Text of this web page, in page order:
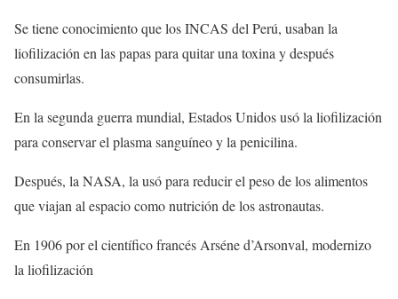
Se tiene conocimiento que los INCAS del Perú, usaban la
liofilización en las papas para quitar una toxina y después
consumirlas.
En la segunda guerra mundial, Estados Unidos usó la liofilización
para conservar el plasma sanguíneo y la penicilina.
Después, la NASA, la usó para reducir el peso de los alimentos
que viajan al espacio como nutrición de los astronautas.
En 1906 por el científico francés Arséne d’Arsonval, modernizo
la liofilización